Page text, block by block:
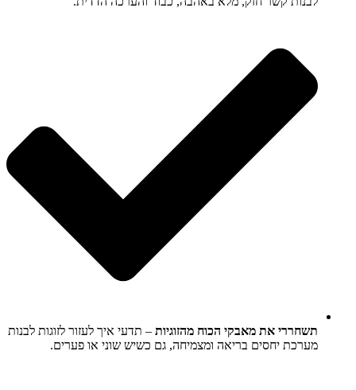
תשחררי את מאבקי הכוח מהזוגיות – תדעי איך לעזור לזוגות לבנות
מערכת יחסים בריאה ומצמיחה, גם כשיש שוני או פערים.